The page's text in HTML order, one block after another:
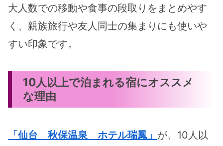
大人数での移動や食事の段取りをまとめやす
く、親族旅行や友人同士の集まりにも使いや
すい印象です。
10人以上で泊まれる宿にオススメ
な理由
「仙台 秋保温泉 ホテル瑞鳳」 が、10人以